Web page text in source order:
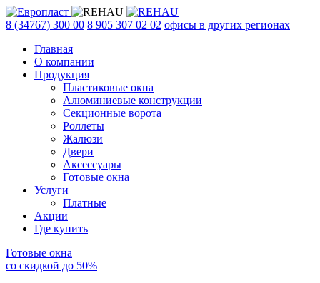
8 (34767) 300 00 8 905 307 02 02 офисы в других регионах
Главная
О компании
Продукция
Пластиковые окна
Алюминиевые конструкции
Секционные ворота
Роллеты
Жалюзи
Двери
Аксессуары
Готовые окна
Услуги
Платные
Акции
Где купить
Готовые окна
со скидкой до 50%